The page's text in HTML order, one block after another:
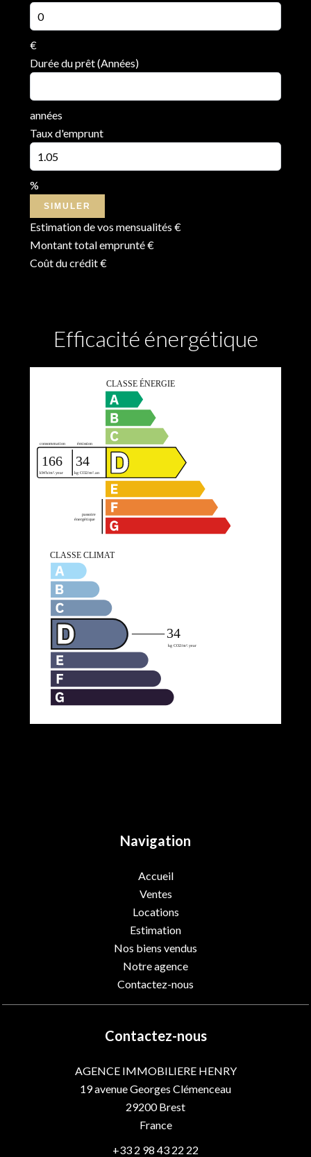
€
Durée du prêt (Années)
années
Taux d'emprunt
%
SIMULER
Estimation de vos mensualités €
Montant total emprunté€
Coût du crédit€
Efficacité énergétique
Navigation
Accueil
Ventes
Locations
Estimation
Nos biens vendus
Notre agence
Contactez-nous
Contactez-nous
AGENCE IMMOBILIERE HENRY
19 avenue Georges Clémenceau
29200Brest
France
+33 2 98 43 22 22